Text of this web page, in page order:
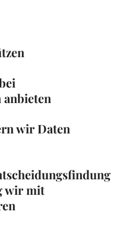
anbieten
wir Daten
wir mit